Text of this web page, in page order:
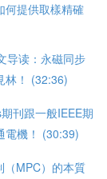
何提供取樣精確
导读：永磁同步
林！ (32:36)
刊跟一般IEEE期
電機！ (30:39)
（MPC）的本質